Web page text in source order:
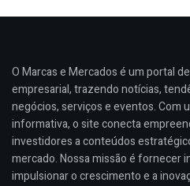
O Marcas e Mercados é um portal
empresarial, trazendo notícias,
negócios, serviços e eventos. Com
informativa, o site conecta
investidores a conteúdos
mercado. Nossa missão é fornecer
impulsionar o crescimento e a